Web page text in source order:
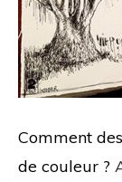
Comment
de couleur ?